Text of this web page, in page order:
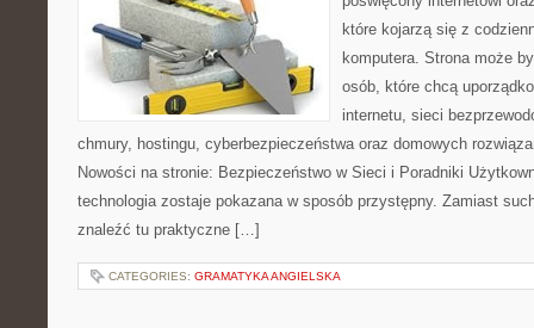
które kojarzą się z
komputera. Strona może
osób, które chcą
internetu, sieci
chmury, hostingu, cyberbezpieczeństwa oraz domowych
Nowości na stronie: Bezpieczeństwo w Sieci i Poradniki
technologia zostaje pokazana w sposób przystępny. Zamiast
znaleźć tu praktyczne […]
CATEGORIES: GRAMATYKA ANGIELSKA